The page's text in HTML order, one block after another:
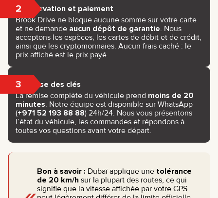
2 Réservation et paiement
Brook Drive ne bloque aucune somme sur votre carte
et ne demande aucun dépôt de garantie. Nous
acceptons les espèces, les cartes de débit et de crédit,
ainsi que les cryptomonnaies. Aucun frais caché : le
prix affiché est le prix payé.
3 Remise des clés
La remise complète du véhicule prend moins de 20
minutes. Notre équipe est disponible sur WhatsApp
(+971 52 193 88 88) 24h/24. Nous vous présentons
l’état du véhicule, les commandes et répondons à
toutes vos questions avant votre départ.
Bon à savoir : Dubaï applique une tolérance
de 20 km/hsur la plupart des routes, ce qui
signifie que la vitesse affichée par votre GPS